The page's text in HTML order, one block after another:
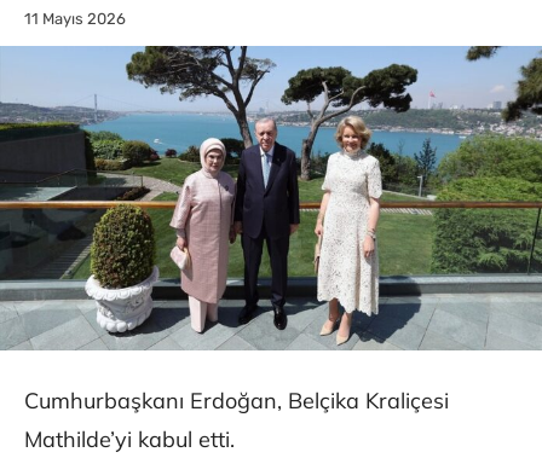
11 Mayıs 2026
Cumhurbaşkanı Erdoğan, Belçika Kraliçesi
Mathilde’yi kabul etti.